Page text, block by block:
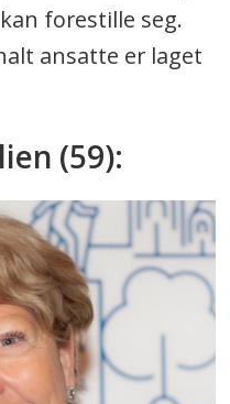
forestille seg.
ansatte er laget
(59):